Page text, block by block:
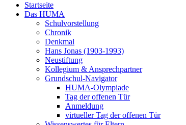
Startseite
Das HUMA
Schulvorstellung
Chronik
Denkmal
Hans Jonas (1903-1993)
Neustiftung
Kollegium & Ansprechpartner
Grundschul-Navigator
HUMA-Olympiade
Tag der offenen Tür
Anmeldung
virtueller Tag der offenen Tür